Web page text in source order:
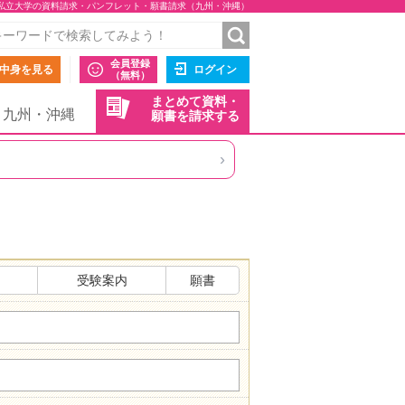
立大学の資料請求・パンフレット・願書請求（九州・沖縄）
身を見る
会員登録
（無料）
ログイン
まとめて資料・
願書を請求する
九州・沖縄
›
受験案内 願書